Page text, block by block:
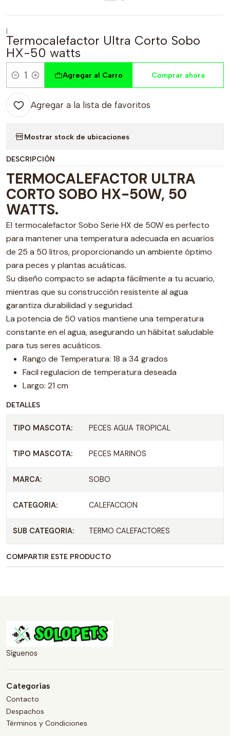
|
Termocalefactor Ultra Corto Sobo
HX-50 watts
Cantidad
Agregar al Carro Comprar ahora
Agregar a la lista de favoritos
Mostrar stock de ubicaciones
DESCRIPCIÓN
TERMOCALEFACTOR ULTRA
CORTO SOBO HX-50W, 50
WATTS.
El termocalefactor Sobo Serie HX de 50W es perfecto
para mantener una temperatura adecuada en acuarios
de 25 a 50 litros, proporcionando un ambiente óptimo
para peces y plantas acuáticas.
Su diseño compacto se adapta fácilmente a tu acuario,
mientras que su construcción resistente al agua
garantiza durabilidad y seguridad.
La potencia de 50 vatios mantiene una temperatura
constante en el agua, asegurando un hábitat saludable
para tus seres acuáticos.
Rango de Temperatura: 18 a 34 grados
Facil regulacion de temperatura deseada
Largo: 21 cm
DETALLES
TIPO MASCOTA: PECES AGUA TROPICAL
TIPO MASCOTA: PECES MARINOS
MARCA: SOBO
CATEGORIA: CALEFACCION
SUB CATEGORIA: TERMO CALEFACTORES
COMPARTIR ESTE PRODUCTO
Síguenos
Categorías
Contacto
Despachos
Términos y Condiciones